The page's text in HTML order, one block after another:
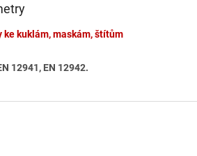
ke kuklám, maskám, štítům
12941, EN 12942.